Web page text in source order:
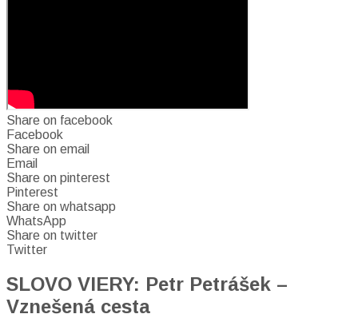
Share on facebook
Facebook
Share on email
Email
Share on pinterest
Pinterest
Share on whatsapp
WhatsApp
Share on twitter
Twitter
SLOVO VIERY: Petr Petrášek –
Vznešená cesta